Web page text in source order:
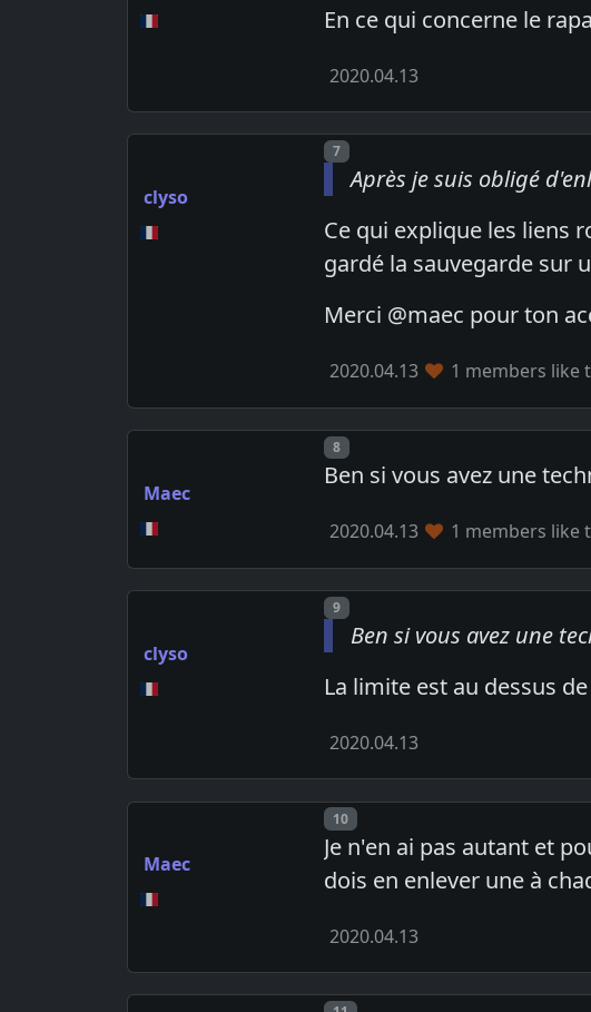
En ce qui concerne le
2020.04.13
clyso
Post number
7
Après je suis obligé
Ce qui explique les liens
gardé la sauvegarde sur
Merci @maec pour ton
2020.04.13 1 members like
Maec
Post number
8
Ben si vous avez une
2020.04.13 1 members like
clyso
Post number
9
Ben si vous avez une
La limite est au dessus
2020.04.13
Maec
Post number
10
Je n'en ai pas autant et
dois en enlever une à
2020.04.13